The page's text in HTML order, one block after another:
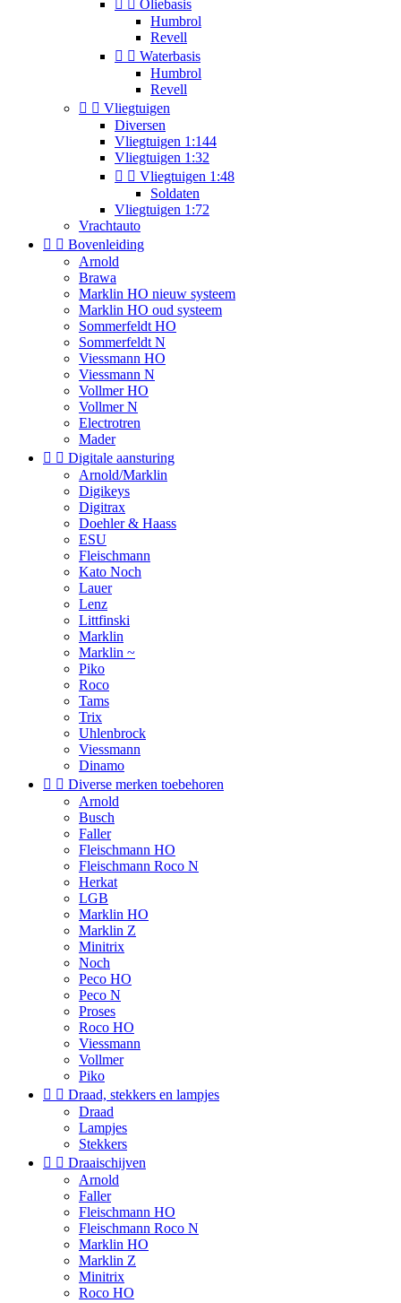
Oliebasis
Humbrol
Revell
  Waterbasis
Humbrol
Revell
  Vliegtuigen
Diversen
Vliegtuigen 1:144
Vliegtuigen 1:32
  Vliegtuigen 1:48
Soldaten
Vliegtuigen 1:72
Vrachtauto
  Bovenleiding
Arnold
Brawa
Marklin HO nieuw systeem
Marklin HO oud systeem
Sommerfeldt HO
Sommerfeldt N
Viessmann HO
Viessmann N
Vollmer HO
Vollmer N
Electrotren
Mader
  Digitale aansturing
Arnold/Marklin
Digikeys
Digitrax
Doehler & Haass
ESU
Fleischmann
Kato Noch
Lauer
Lenz
Littfinski
Marklin
Marklin ~
Piko
Roco
Tams
Trix
Uhlenbrock
Viessmann
Dinamo
  Diverse merken toebehoren
Arnold
Busch
Faller
Fleischmann HO
Fleischmann Roco N
Herkat
LGB
Marklin HO
Marklin Z
Minitrix
Noch
Peco HO
Peco N
Proses
Roco HO
Viessmann
Vollmer
Piko
  Draad, stekkers en lampjes
Draad
Lampjes
Stekkers
  Draaischijven
Arnold
Faller
Fleischmann HO
Fleischmann Roco N
Marklin HO
Marklin Z
Minitrix
Roco HO